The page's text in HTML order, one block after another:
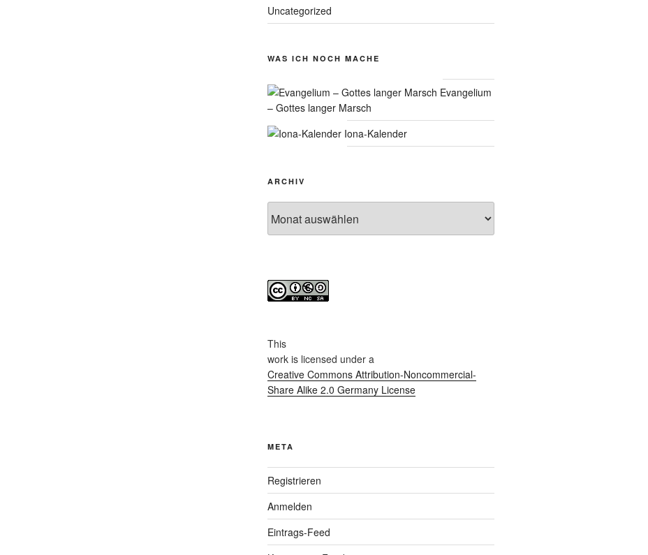
Uncategorized
WAS ICH NOCH MACHE
Evangelium
– Gottes langer Marsch
Iona-Kalender
ARCHIV
This
workis licensed under a
Creative Commons Attribution-Noncommercial-
Share Alike 2.0 Germany License
META
Registrieren
Anmelden
Eintrags-Feed